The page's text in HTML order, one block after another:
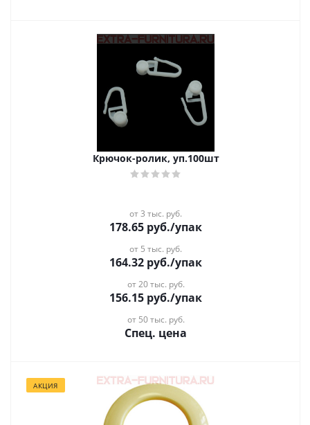
Крючок-ролик, уп.100шт
от 3 тыс. руб.
178.65 руб./упак
от 5 тыс. руб.
164.32 руб./упак
от 20 тыс. руб.
156.15 руб./упак
от 50 тыс. руб.
Спец. цена
АКЦИЯ